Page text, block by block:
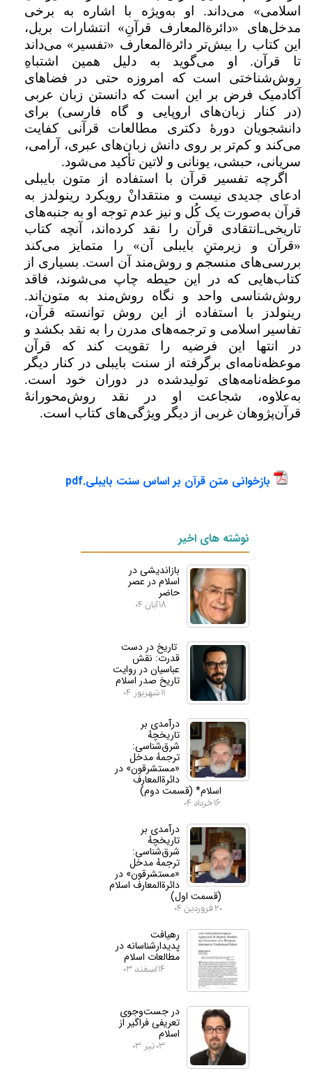
اسلامی» می‌داند. او به‌ویژه با اشاره به برخی
مدخل‌های «دائرة‌المعارف قرآنِ» انتشارات بریل،
این کتاب را بیش‌تر دائرة‌المعارف «تفسیر» می‌داند
تا قرآن. او می‌گوید به دلیل همین اشتباهِ
روش‌شناختی است که امروزه حتی در فضاهای
آکادمیک فرض بر این است که دانستن زبان عربی
(در کنار زبان‌های اروپایی و گاه فارسی) برای
دانشجویان دورۀ دکتری مطالعات قرآنی کفایت
می‌کند و کم‌تر بر روی دانش زبان‌های عبری، آرامی،
سریانی، حبشی، یونانی و لاتین تأکید می‌شود.
اگرچه تفسیر قرآن با استفاده از متون بایبلی
ادعای جدیدی نیست و منتقدانْ رویکرد رینولدز به
قرآن به‌صورت یک کُل و نیز عدم توجه او به جنبه‌های
تاریخی‌ـ‌انتقادی قرآن را نقد کرده‌اند، آنچه کتاب
«قرآن و زیرمتنِ بایبلی آن» را متمایز می‌کند
بررسی‌های منسجم و روش‌مند آن است. بسیاری از
کتاب‌هایی که در این حیطه چاپ می‌شوند، فاقد
روش‌شناسی واحد و نگاه روش‌مند به متون‌اند.
رینولدز با استفاده از این روش توانسته قرآن،
تفاسیر اسلامی و ترجمه‌های مدرن را به نقد بکشد و
در انتها این فرضیه را تقویت ‌کند که قرآن
موعظه‌نامه‌ای برگرفته از سنت بایبلی در کنار دیگر
موعظه‌نامه‌های تولیدشده در دوران خود است.
به‌علاوه، شجاعت او در نقد روش‌محورانۀ
قرآن‌پژوهان غربی از دیگر ویژگی‌های کتاب است.
بازخوانی متن قرآن بر اساس سنت بایبلی.pdf
نوشته های اخیر
بازاندیشی در
اسلام در عصر
حاضر
۱۸ آبان ۰۴
تاریخ در دست
قدرت: نقش
عباسیان در روایت
تاریخ صدر اسلام
۱۱ شهریور ۰۴
درآمدی بر
تاریخچهٔ
شرق‌شناسی:
ترجمهٔ مدخل
«مستشرقون» در
دائرة‌المعارف
اسلام* (قسمت دوم)
۱۶ خرداد ۰۴
درآمدی بر
تاریخچهٔ
شرق‌شناسی:
ترجمهٔ مدخل
«مستشرقون» در
دائرة‌المعارف اسلام
(قسمت اول)
۲۰ فروردین ۰۴
رهیافت
پدیدارشناسانه در
مطالعات اسلام
۱۴ اسفند ۰۳
در جست‌وجوی
تعریفی فراگیر از
اسلام
۰۳ تیر ۰۳